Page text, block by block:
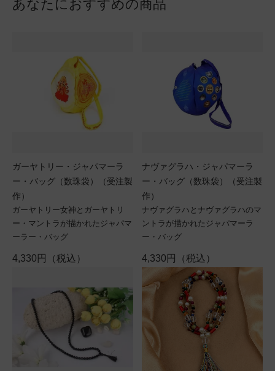
あなたにおすすめの商品
ガーヤトリー・ジャパマーラ
ー・バッグ（数珠袋）（受注製
作）
ガーヤトリー女神とガーヤトリ
ー・マントラが描かれたジャパマ
ーラー・バッグ
4,330円（税込）
ナヴァグラハ・ジャパマーラ
ー・バッグ（数珠袋）（受注製
作）
ナヴァグラハとナヴァグラハのマ
ントラが描かれたジャパマーラ
ー・バッグ
4,330円（税込）